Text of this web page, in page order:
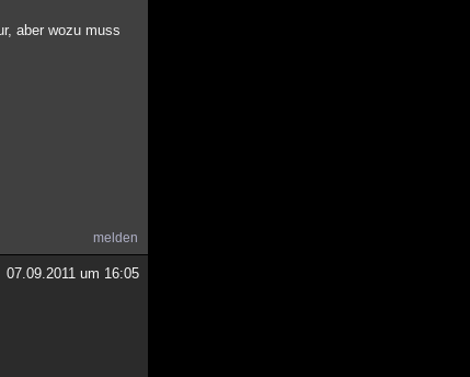
aber wozu muss
melden
07.09.2011 um 16:05